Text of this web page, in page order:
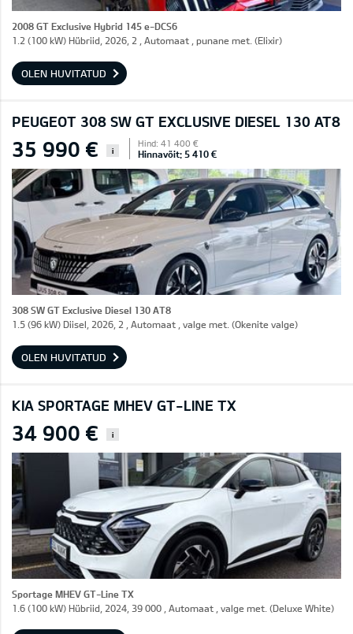
2008 GT Exclusive Hybrid 145 e-DCS6
1.2 (100 kW) Hübriid, 2026, 2 , Automaat , punane met. (Elixir)
OLEN HUVITATUD
PEUGEOT 308 SW GT EXCLUSIVE DIESEL 130 AT8
35 990 € i
Hind: 41 400 €
Hinnavõit: 5 410 €
308 SW GT Exclusive Diesel 130 AT8
1.5 (96 kW) Diisel, 2026, 2 , Automaat , valge met. (Okenite valge)
OLEN HUVITATUD
KIA SPORTAGE MHEV GT-LINE TX
34 900 € i
Sportage MHEV GT-Line TX
1.6 (100 kW) Hübriid, 2024, 39 000 , Automaat , valge met. (Deluxe White)